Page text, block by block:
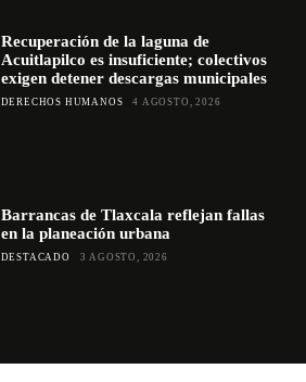
Recuperación de la laguna de
Acuitlapilco es insuficiente; colectivos
exigen detener descargas municipales
DERECHOS HUMANOS 4 AGOSTO, 2026
Barrancas de Tlaxcala reflejan fallas
en la planeación urbana
DESTACADO 3 AGOSTO, 2026